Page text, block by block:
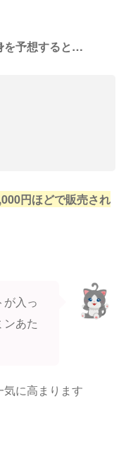
を予想すると…
円ほどで販売され
が入っ
あた
に高まります